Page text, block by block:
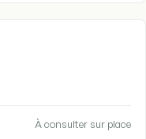
À consulter sur place